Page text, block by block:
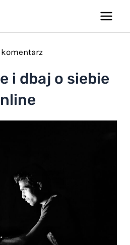
Main
i dbaj o siebie